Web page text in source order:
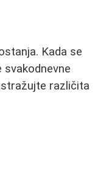
Kada se
različita